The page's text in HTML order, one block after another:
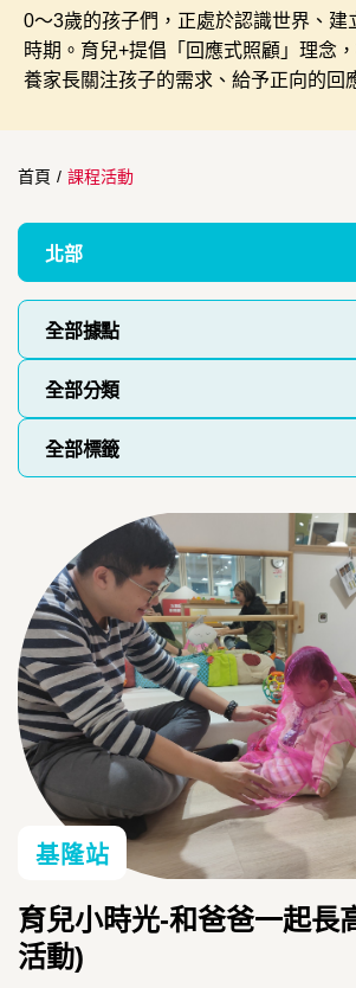
0～3歲的孩子們，正處於認識世界、建
時期。育兒+提倡「回應式照顧」理念
養家長關注孩子的需求、給予正向的回
首頁 / 課程活動
北部
全部據點
全部分類
全部標籤
基隆站
育兒小時光-和爸爸一起長
活動)